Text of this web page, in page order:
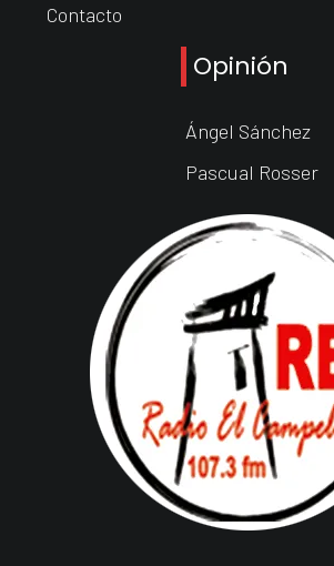
Contacto
Opinión
Ángel Sánchez
Pascual Rosser